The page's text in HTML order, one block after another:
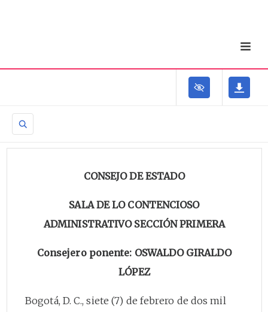
CONSEJO DE ESTADO
SALA DE LO CONTENCIOSO
ADMINISTRATIVO SECCIÓN PRIMERA
Consejero ponente: OSWALDO GIRALDO
LÓPEZ
Bogotá, D. C., siete (7) de febrero de dos mil